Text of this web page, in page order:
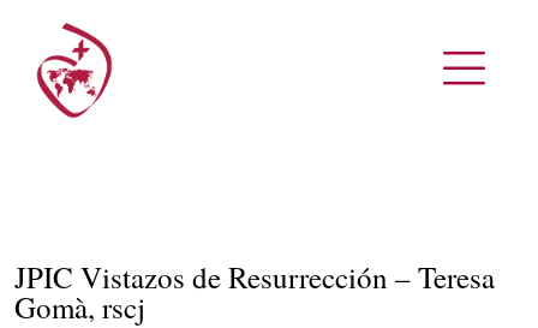
JPIC Vistazos de Resurrección – Teresa
Gomà, rscj